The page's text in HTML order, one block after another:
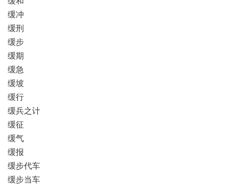
缓冲
缓刑
缓步
缓期
缓急
缓坡
缓行
缓兵之计
缓征
缓气
缓报
缓步代车
缓步当车